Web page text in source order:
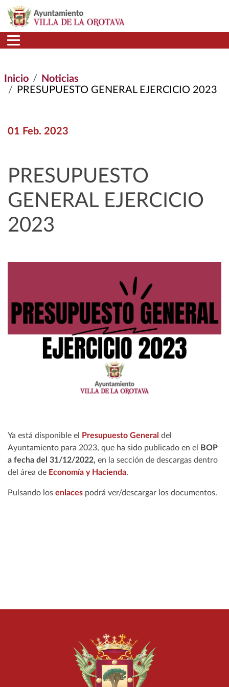
Pasar al contenido principal
Inicio
Noticias
PRESUPUESTO GENERAL EJERCICIO 2023
01 Feb. 2023
PRESUPUESTO
GENERAL EJERCICIO
2023
Ya está disponible el Presupuesto General del
Ayuntamiento para 2023, que ha sido publicado en el BOP
a fecha del 31/12/2022, en la sección de descargas dentro
del área de Economía y Hacienda.
Pulsando los enlaces podrá ver/descargar los documentos.